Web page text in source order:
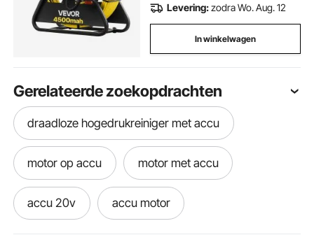
Levering:zodra Wo. Aug. 12
In winkelwagen
Gerelateerde zoekopdrachten
draadloze hogedrukreiniger met accu
motor op accu motor met accu
accu 20v accu motor